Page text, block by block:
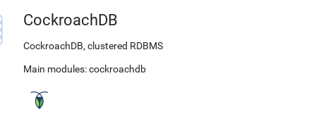
CockroachDB
CockroachDB, clustered RDBMS
Main modules:cockroachdb